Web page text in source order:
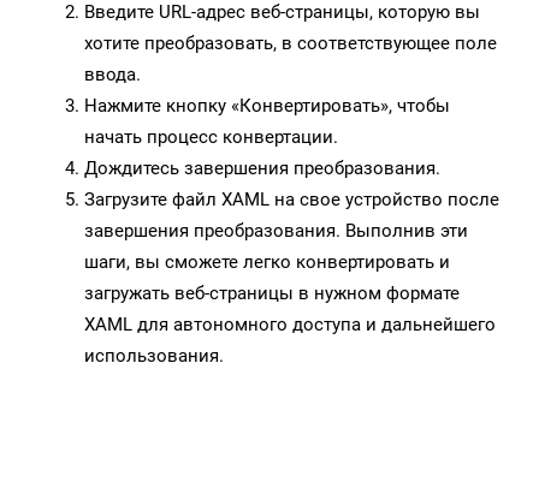
Введите URL-адрес веб-страницы, которую вы
хотите преобразовать, в соответствующее поле
ввода.
Нажмите кнопку «Конвертировать», чтобы
начать процесс конвертации.
Дождитесь завершения преобразования.
Загрузите файл XAML на свое устройство после
завершения преобразования. Выполнив эти
шаги, вы сможете легко конвертировать и
загружать веб-страницы в нужном формате
XAML для автономного доступа и дальнейшего
использования.